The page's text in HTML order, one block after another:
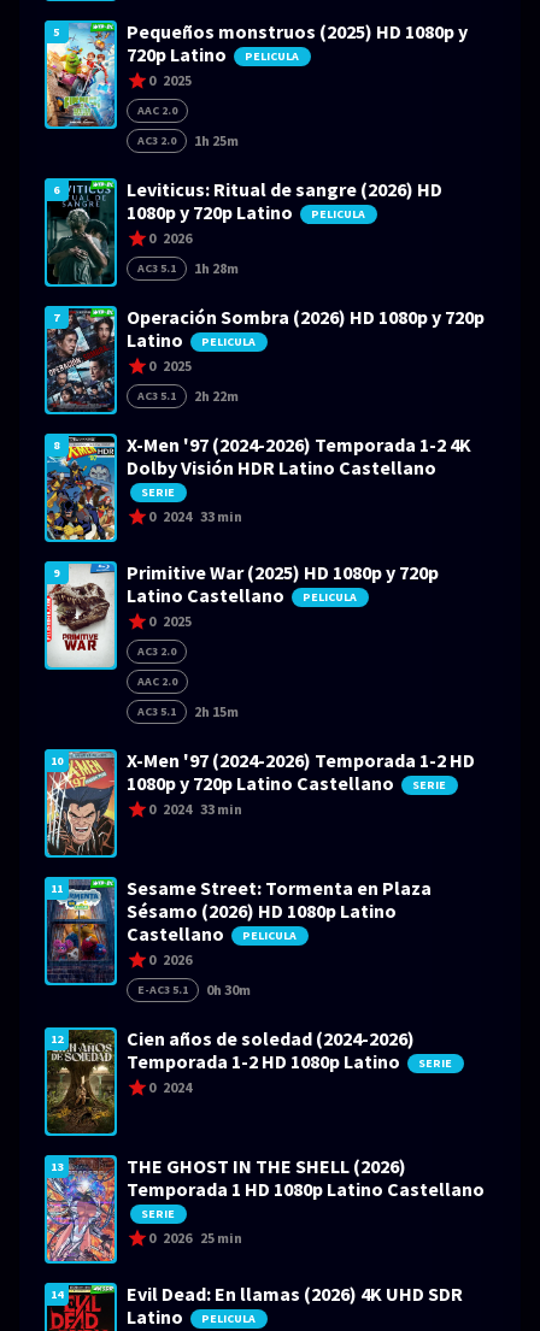
5
Pequeños monstruos (2025) HD 1080p y
720p Latino
PELICULA
0 2025
AAC 2.0
AC3 2.0
1h 25m
6
Leviticus: Ritual de sangre (2026) HD
1080p y 720p Latino
PELICULA
0 2026
AC3 5.1 1h 28m
7
Operación Sombra (2026) HD 1080p y 720p
Latino
PELICULA
0 2025
AC3 5.1 2h 22m
8
X-Men '97 (2024-2026) Temporada 1-2 4K
Dolby Visión HDR Latino Castellano
SERIE
0 2024 33 min
9
Primitive War (2025) HD 1080p y 720p
Latino Castellano
PELICULA
0 2025
AC3 2.0
AAC 2.0
AC3 5.1
2h 15m
10
X-Men '97 (2024-2026) Temporada 1-2 HD
1080p y 720p Latino Castellano
SERIE
0 2024 33 min
11
Sesame Street: Tormenta en Plaza
Sésamo (2026) HD 1080p Latino
Castellano
PELICULA
0 2026
E-AC3 5.1 0h 30m
12
Cien años de soledad (2024-2026)
Temporada 1-2 HD 1080p Latino
SERIE
0 2024
13
THE GHOST IN THE SHELL (2026)
Temporada 1 HD 1080p Latino Castellano
SERIE
0 2026 25 min
14
Evil Dead: En llamas (2026) 4K UHD SDR
Latino
PELICULA